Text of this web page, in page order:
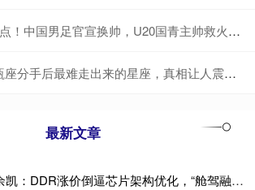
宣换帅，U20国青主帅救火，年轻化成唯一期待_久尔杰维奇_伊万_国足
分手后最难走出来的星座，真相让人震惊！
最新文章
168配资 地平线余凯：DDR涨价倒逼芯片架构优化，“舱驾融合”契合降本路径